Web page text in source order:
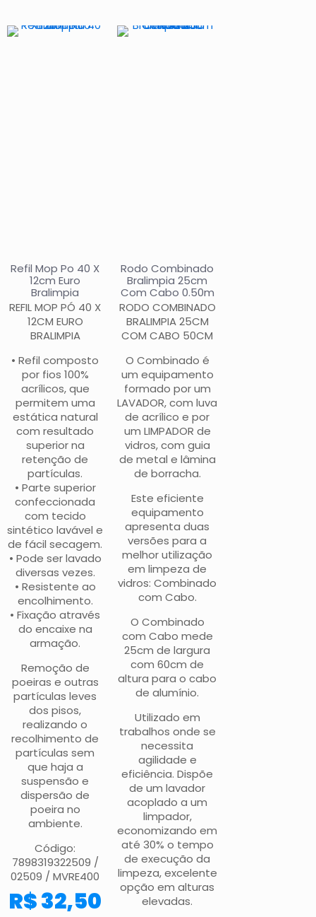
Refil Mop Po 40 X
12cm Euro
Bralimpia
REFIL MOP PÓ 40 X
12CM EURO
BRALIMPIA
• Refil composto
por fios 100%
acrílicos, que
permitem uma
estática natural
com resultado
superior na
retenção de
partículas.
• Parte superior
confeccionada
com tecido
sintético lavável e
de fácil secagem.
• Pode ser lavado
diversas vezes.
• Resistente ao
encolhimento.
• Fixação através
do encaixe na
armação.
Remoção de
poeiras e outras
partículas leves
dos pisos,
realizando o
recolhimento de
partículas sem
que haja a
suspensão e
dispersão de
poeira no
ambiente.
Código:
7898319322509 /
02509 / MVRE400
R$32,50
Rodo Combinado
Bralimpia 25cm
Com Cabo 0.50m
RODO COMBINADO
BRALIMPIA 25CM
COM CABO 50CM
O Combinado é
um equipamento
formado por um
LAVADOR, com luva
de acrílico e por
um LIMPADOR de
vidros, com guia
de metal e lâmina
de borracha.
Este eficiente
equipamento
apresenta duas
versões para a
melhor utilização
em limpeza de
vidros: Combinado
com Cabo.
O Combinado
com Cabo mede
25cm de largura
com 60cm de
altura para o cabo
de alumínio.
Utilizado em
trabalhos onde se
necessita
agilidade e
eficiência. Dispõe
de um lavador
acoplado a um
limpador,
economizando em
até 30% o tempo
de execução da
limpeza, excelente
opção em alturas
elevadas.